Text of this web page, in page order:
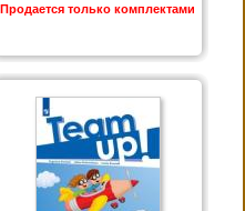
Продается только комплектами